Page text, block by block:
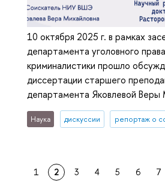
10 октября 2025 г. в рамках
департамента уголовного
криминалистики прошло
диссертации старшего
департамента Яковлевой Веры
Наука дискуссии репортаж о
1 2 3 4 5 6 7